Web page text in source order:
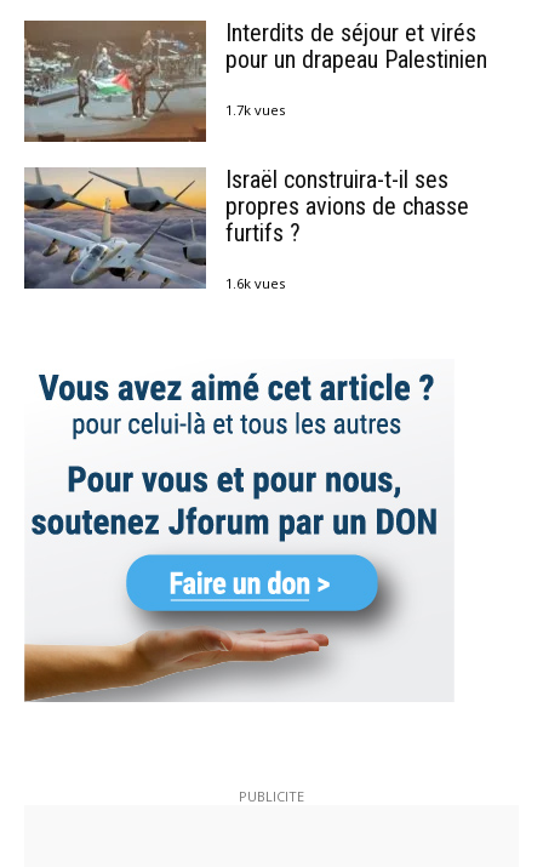
Interdits de séjour et virés
pour un drapeau Palestinien
1.7k vues
Israël construira-t-il ses
propres avions de chasse
furtifs ?
1.6k vues